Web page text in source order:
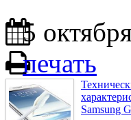
5
печать
Samsung